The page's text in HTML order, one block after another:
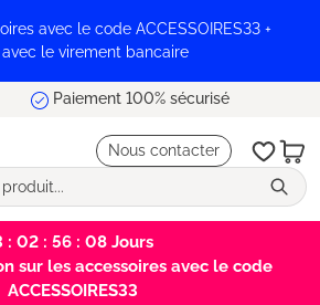
avec le code ACCESSOIRES33 +
avec le virement bancaire
Livraison offerte
Nous contacter
: 02 : 56 : 07Jours
sur les accessoires avec le code
ACCESSOIRES33